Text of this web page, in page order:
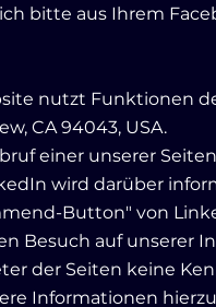
bitte aus Ihrem
nutzt Funktionen
CA 94043, USA.
einer unserer
wird darüber
Button" von
Besuch auf unserer
der Seiten keine
Informationen